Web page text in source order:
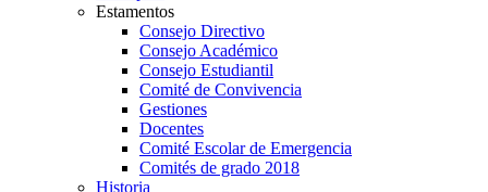
Estamentos
Consejo Directivo
Consejo Académico
Consejo Estudiantil
Comité de Convivencia
Gestiones
Docentes
Comité Escolar de Emergencia
Comités de grado 2018
Historia